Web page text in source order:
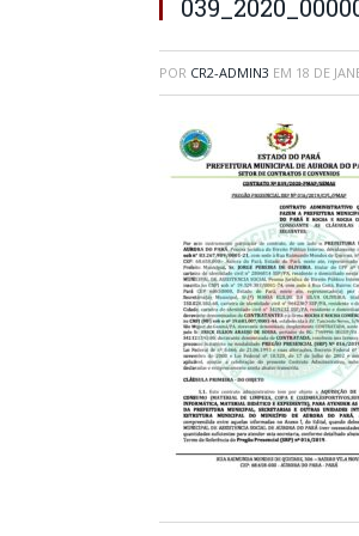
POR CR2-ADMIN3 EM 18 DE